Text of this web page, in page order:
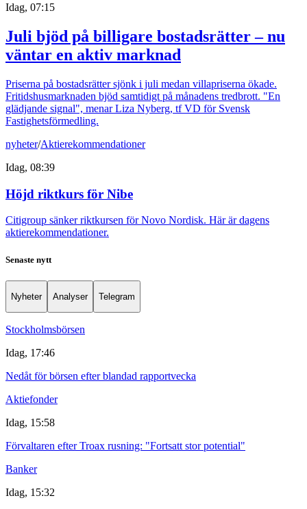
Idag, 07:15
Juli bjöd på billigare bostadsrätter – nu
väntar en aktiv marknad
Priserna på bostadsrätter sjönk i juli medan villapriserna ökade.
Fritidshusmarknaden bjöd samtidigt på månadens tredbrott. "En
glädjande signal", menar Liza Nyberg, tf VD för Svensk
Fastighetsförmedling.
nyheter/Aktierekommendationer
Idag, 08:39
Höjd riktkurs för Nibe
Citigroup sänker riktkursen för Novo Nordisk. Här är dagens
aktierekommendationer.
Senaste nytt
Nyheter Analyser Telegram
Stockholmsbörsen
Idag, 17:46
Nedåt för börsen efter blandad rapportvecka
Aktiefonder
Idag, 15:58
Förvaltaren efter Troax rusning: "Fortsatt stor potential"
Banker
Idag, 15:32